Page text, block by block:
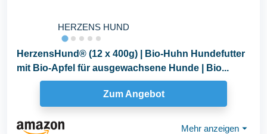
HERZENS HUND
HerzensHund® (12 x 400g) | Bio-Huhn Hundefutter
mit Bio-Apfel für ausgewachsene Hunde | Bio...
Zum Angebot
Mehr anzeigen ⏷